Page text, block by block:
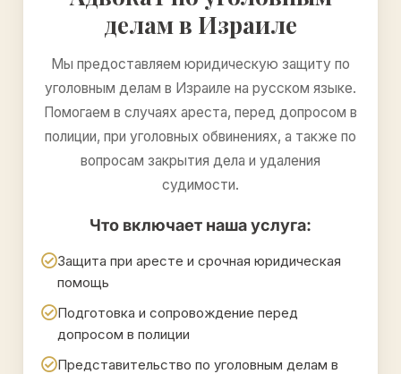
делам в Израиле
Мы предоставляем юридическую защиту по
уголовным делам в Израиле на русском языке.
Помогаем в случаях ареста, перед допросом в
полиции, при уголовных обвинениях, а также по
вопросам закрытия дела и удаления
судимости.
Что включает наша услуга:
Защита при аресте и срочная юридическая
помощь
Подготовка и сопровождение перед
допросом в полиции
Представительство по уголовным делам в